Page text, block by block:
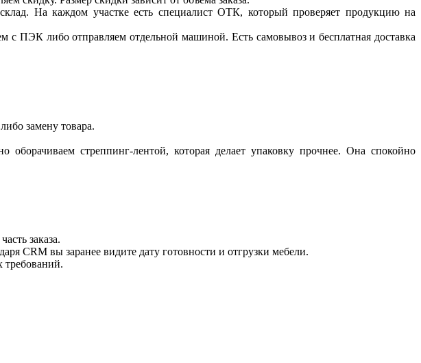
На каждом участке есть специалист ОТК, который проверяет продукцию на
с ПЭК либо отправляем отдельной машиной. Есть самовывоз и бесплатная доставка
замену товара.
стреппинг-лентой, которая делает упаковку прочнее. Она спокойно
заказа.
CRM вы заранее видите дату готовности и отгрузки мебели.
требований.